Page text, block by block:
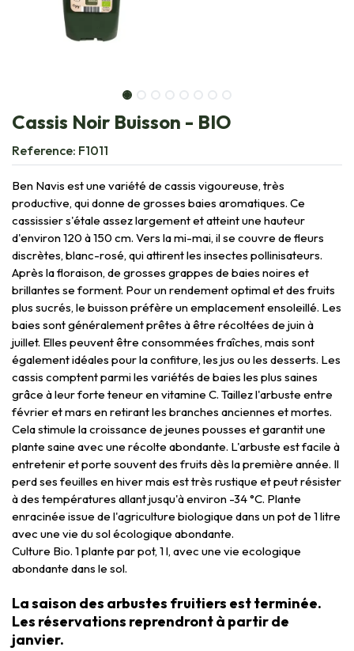
Cassis Noir Buisson - BIO
Reference: F1011
Ben Navis est une variété de cassis vigoureuse, très
productive, qui donne de grosses baies aromatiques. Ce
cassissier s'étale assez largement et atteint une hauteur
d'environ 120 à 150 cm. Vers la mi-mai, il se couvre de fleurs
discrètes, blanc-rosé, qui attirent les insectes pollinisateurs.
Après la floraison, de grosses grappes de baies noires et
brillantes se forment. Pour un rendement optimal et des fruits
plus sucrés, le buisson préfère un emplacement ensoleillé. Les
baies sont généralement prêtes à être récoltées de juin à
juillet. Elles peuvent être consommées fraîches, mais sont
également idéales pour la confiture, les jus ou les desserts. Les
cassis comptent parmi les variétés de baies les plus saines
grâce à leur forte teneur en vitamine C. Taillez l'arbuste entre
février et mars en retirant les branches anciennes et mortes.
Cela stimule la croissance de jeunes pousses et garantit une
plante saine avec une récolte abondante. L'arbuste est facile à
entretenir et porte souvent des fruits dès la première année. Il
perd ses feuilles en hiver mais est très rustique et peut résister
à des températures allant jusqu'à environ -34 °C. Plante
enracinée issue de l'agriculture biologique dans un pot de 1 litre
avec une vie du sol écologique abondante.
Culture Bio. 1 plante par pot, 1 l, avec une vie ecologique
abondante dans le sol.
La saison des arbustes fruitiers est terminée.
Les réservations reprendront à partir de
janvier.